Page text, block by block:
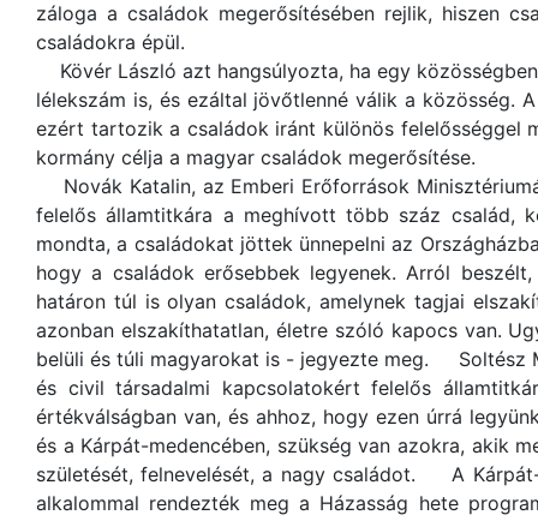
záloga a családok megerősítésében rejlik, hiszen
családokra épül.
Kövér László azt hangsúlyozta, ha egy
lélekszám is, és ezáltal jövőtlenné válik a közösség.
ezért tartozik a családok iránt különös felelősséggel
kormány célja a magyar családok megerősítése.
Novák Katalin, az Emberi Erőforrások
felelős államtitkára a meghívott több száz család,
mondta, a családokat jöttek ünnepelni az
hogy a családok erősebbek legyenek. Arról
határon túl is olyan családok, amelynek tagjai
azonban elszakíthatatlan, életre szóló kapocs van.
belüli és túli magyarokat is - jegyezte meg. Soltész
és civil társadalmi kapcsolatokért felelős
értékválságban van, és ahhoz, hogy ezen úrrá
és a Kárpát-medencében, szükség van azokra, akik
születését, felnevelését, a nagy családot. A
alkalommal rendezték meg a Házasság hete